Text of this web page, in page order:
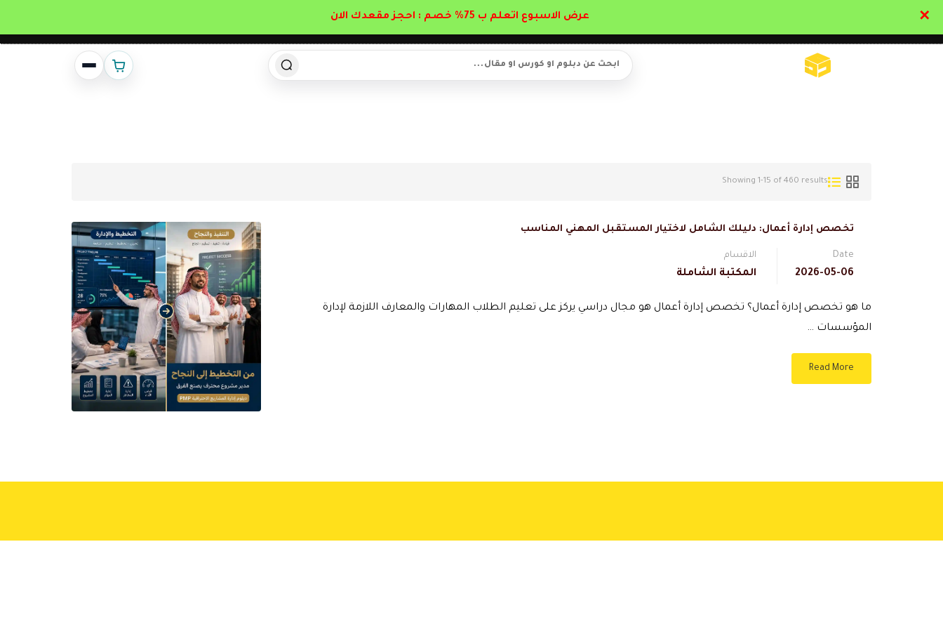
Showing 1-15 of 460 results
تخصص إدارة أعمال: دليلك الشامل لاختيار المستقبل المهني المناسب
Date
2026-05-06
الاقسام
المكتبة الشاملة
ما هو تخصص إدارة أعمال؟ تخصص إدارة أعمال هو مجال دراسي يركز على تعليم الطلاب المهارات والمعارف اللازمة لإدارة
المؤسسات …
Read More
عرض الاسبوع اتعلم ب 75% خصم : احجز مقعدك الان ✕